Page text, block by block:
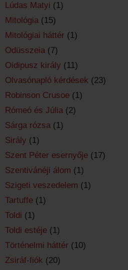
Lúdas Matyi (1)
Mitológia (15)
Mitológiai háttér (1)
Odüsszeia (7)
Oidipusz király (11)
Olvasónapló kérdések (23)
Robinson Crusoe (1)
Rómeó és Júlia (2)
Sárga rózsa (1)
Sirály (1)
Szent Péter esernyője (17)
Szentivánéji álom (1)
Szigeti veszedelem (1)
Tartuffe (1)
Toldi (1)
Toldi estéje (1)
Történelmi háttér (10)
Zsiráf-fiók (20)